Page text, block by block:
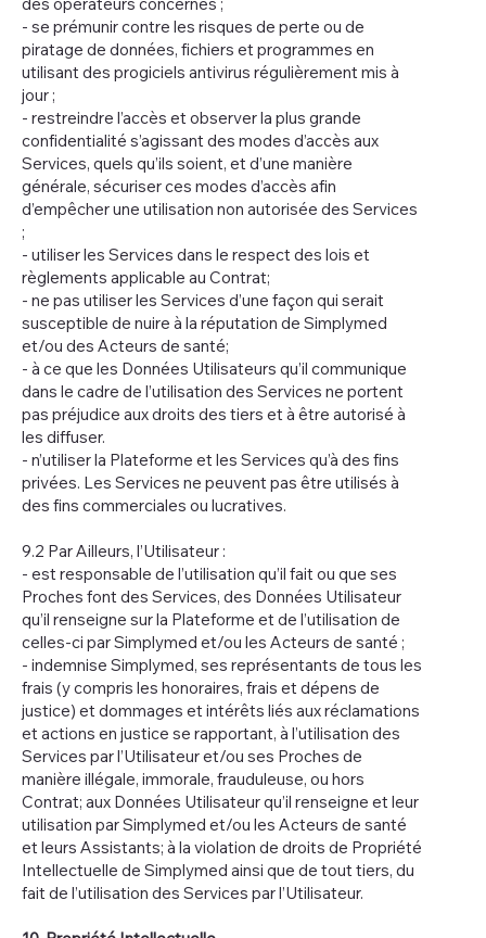
- se prémunir contre les risques de perte ou de
piratage de données, fichiers et programmes en
utilisant des progiciels antivirus régulièrement mis à
jour ;
- restreindre l’accès et observer la plus grande
confidentialité s’agissant des modes d’accès aux
Services, quels qu’ils soient, et d’une manière
générale, sécuriser ces modes d’accès afin
d’empêcher une utilisation non autorisée des Services
;
- utiliser les Services dans le respect des lois et
règlements applicable au Contrat;
- ne pas utiliser les Services d’une façon qui serait
susceptible de nuire à la réputation de Simplymed
et/ou des Acteurs de santé;
- à ce que les Données Utilisateurs qu’il communique
dans le cadre de l’utilisation des Services ne portent
pas préjudice aux droits des tiers et à être autorisé à
les diffuser.
- n’utiliser la Plateforme et les Services qu’à des fins
privées. Les Services ne peuvent pas être utilisés à
des fins commerciales ou lucratives.
9.2 Par Ailleurs, l’Utilisateur :
- est responsable de l’utilisation qu’il fait ou que ses
Proches font des Services, des Données Utilisateur
qu’il renseigne sur la Plateforme et de l’utilisation de
celles-ci par Simplymed et/ou les Acteurs de santé ;
- indemnise Simplymed, ses représentants de tous les
frais (y compris les honoraires, frais et dépens de
justice) et dommages et intérêts liés aux réclamations
et actions en justice se rapportant, à l’utilisation des
Services par l’Utilisateur et/ou ses Proches de
manière illégale, immorale, frauduleuse, ou hors
Contrat; aux Données Utilisateur qu’il renseigne et leur
utilisation par Simplymed et/ou les Acteurs de santé
et leurs Assistants; à la violation de droits de Propriété
Intellectuelle de Simplymed ainsi que de tout tiers, du
fait de l’utilisation des Services par l’Utilisateur.